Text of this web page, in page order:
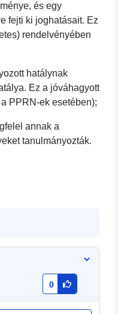
és egy
fejti ki joghatásait. Ez
rendelvényében
hatálynak
Ez a jóváhagyott
PPRN-ek esetében);
annak a
tanulmányozták.
0